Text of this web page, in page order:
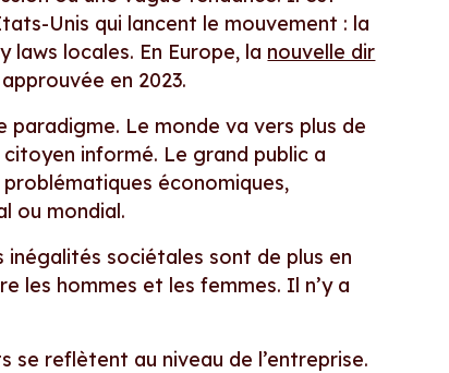
Unis qui lancent le mouvement : la
locales. En Europe, la nouvelle dir
en 2023.
Le monde va vers plus de
informé. Le grand public a
économiques,
ou mondial.
sociétales sont de plus en
les hommes et les femmes. Il n’y a
se reflètent au niveau de l’entreprise.